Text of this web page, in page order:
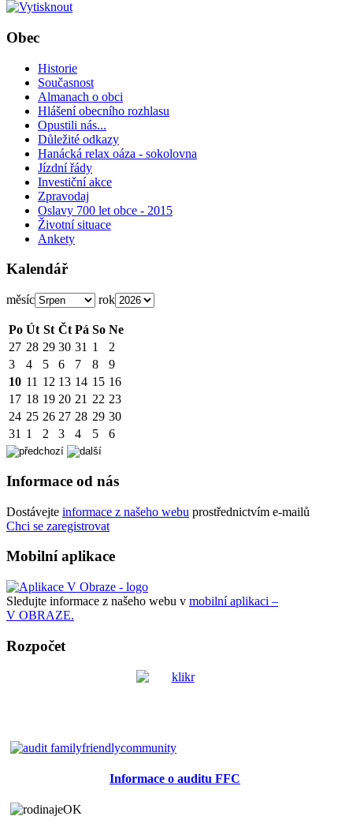
Obec
Historie
Současnost
Almanach o obci
Hlášení obecního rozhlasu
Opustili nás...
Důležité odkazy
Hanácká relax oáza - sokolovna
Jízdní řády
Investiční akce
Zpravodaj
Oslavy 700 let obce - 2015
Životní situace
Ankety
Kalendář
měsíc rok
Po Út St Čt Pá So Ne
27 28 29 30 31 1
2
3
4 5 6 7 8
9
10 11 12 13 14 15 16
17 18 19 20 21 22 23
24 25 26 27 28 29 30
31 1 2 3 4 5 6
Informace od nás
Dostávejte informace z našeho webu prostřednictvím e-mailů
Chci se zaregistrovat
Mobilní aplikace
Sledujte informace z našeho webu v mobilní aplikaci –
V OBRAZE.
Rozpočet
Informace o auditu FFC